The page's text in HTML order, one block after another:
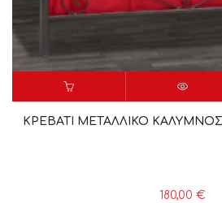
ΚΡΕΒΑΤΙ ΜΕΤΑΛΛΙΚΟ ΚΑΛΥΜΝΟΣ
180,00 €